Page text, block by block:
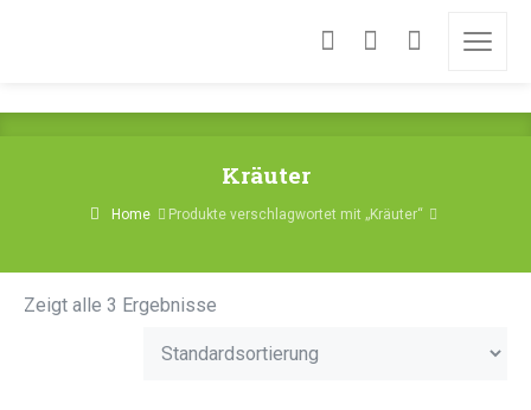
Kräuter
Home Produkte verschlagwortet mit „Kräuter“
Zeigt alle 3 Ergebnisse